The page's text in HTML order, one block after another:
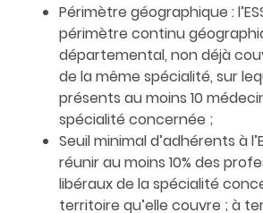
Périmètre géographique :
périmètre continu
départemental, non déjà
de la même spécialité, sur
présents au moins 10
spécialité concernée ;
Seuil minimal d’adhérents à
réunir au moins 10% des
libéraux de la spécialité
territoire qu’elle couvre ; à